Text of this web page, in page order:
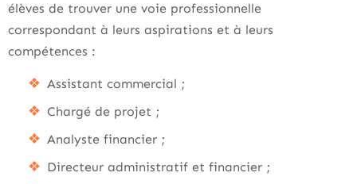
élèves de trouver une voie professionnelle
correspondant à leurs aspirations et à leurs
compétences :
Assistant commercial ;
Chargé de projet ;
Analyste financier ;
Directeur administratif et financier ;